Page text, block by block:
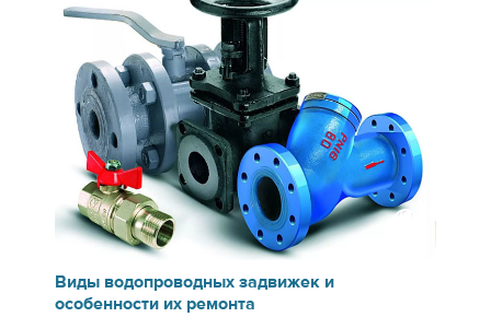
Виды водопроводных задвижек и
особенности их ремонта